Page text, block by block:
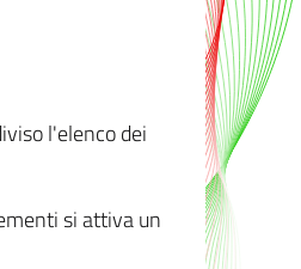
l'elenco dei
si attiva un